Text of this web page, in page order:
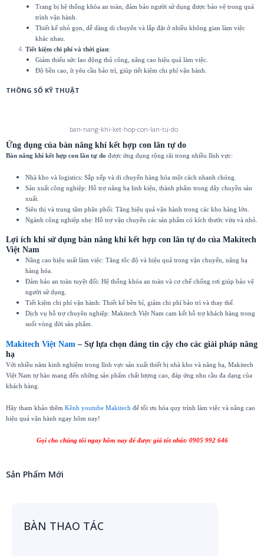
Trang bị hệ thống khóa an toàn, đảm bảo người sử dụng được bảo vệ trong quá
trình vận hành.
Thiết kế nhỏ gọn, dễ dàng di chuyển và lắp đặt ở nhiều không gian làm việc
khác nhau.
Tiết kiệm chi phí và thời gian:
Giảm thiểu sức lao động thủ công, nâng cao hiệu quả làm việc.
Độ bền cao, ít yêu cầu bảo trì, giúp tiết kiệm chi phí vận hành.
THÔNG SỐ KỸ THUẬT
ban-nang-khi-ket-hop-con-lan-tu-do
Ứng dụng của bàn nâng khí kết hợp con lăn tự do
Bàn nâng khí kết hợp con lăn tự do được ứng dụng rộng rãi trong nhiều lĩnh vực:
Nhà kho và logistics: Sắp xếp và di chuyển hàng hóa một cách nhanh chóng.
Sản xuất công nghiệp: Hỗ trợ nâng hạ linh kiện, thành phẩm trong dây chuyền sản
xuất.
Siêu thị và trung tâm phân phối: Tăng hiệu quả vận hành trong các kho hàng lớn.
Ngành công nghiệp nhẹ: Hỗ trợ vận chuyển các sản phẩm có kích thước vừa và nhỏ.
Lợi ích khi sử dụng bàn nâng khí kết hợp con lăn tự do của Makitech
Việt Nam
Nâng cao hiệu suất làm việc: Tăng tốc độ và hiệu quả trong vận chuyển, nâng hạ
hàng hóa.
Đảm bảo an toàn tuyệt đối: Hệ thống khóa an toàn và cơ chế chống rơi giúp bảo vệ
người sử dụng.
Tiết kiệm chi phí vận hành: Thiết kế bền bỉ, giảm chi phí bảo trì và thay thế.
Dịch vụ hỗ trợ chuyên nghiệp: Makitech Việt Nam cam kết hỗ trợ khách hàng trong
suốt vòng đời sản phẩm.
Makitech Việt Nam – Sự lựa chọn đáng tin cậy cho các giải pháp nâng
hạ
Với nhiều năm kinh nghiệm trong lĩnh vực sản xuất thiết bị nhà kho và nâng hạ, Makitech
Việt Nam tự hào mang đến những sản phẩm chất lượng cao, đáp ứng nhu cầu đa dạng của
khách hàng.
Hãy tham khảo thêm Kênh youtube Makitech để tối ưu hóa quy trình làm việc và nâng cao
hiệu quả vận hành ngay hôm nay!
Gọi cho chúng tôi ngay hôm nay để được giá tốt nhất: 0905 992 646
Sản Phẩm Mới
BÀN THAO TÁC